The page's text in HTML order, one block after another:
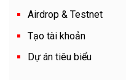
Airdrop & Testnet
Tạo tài khoản
Dự án tiêu biểu